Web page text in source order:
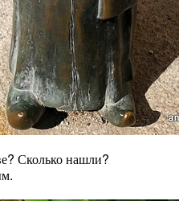
Сколько нашли?